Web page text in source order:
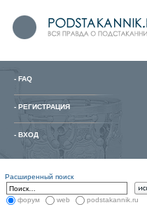
- FAQ
- РЕГИСТРАЦИЯ
- ВХОД
Расширенный поиск
форум web podstakannik.ru